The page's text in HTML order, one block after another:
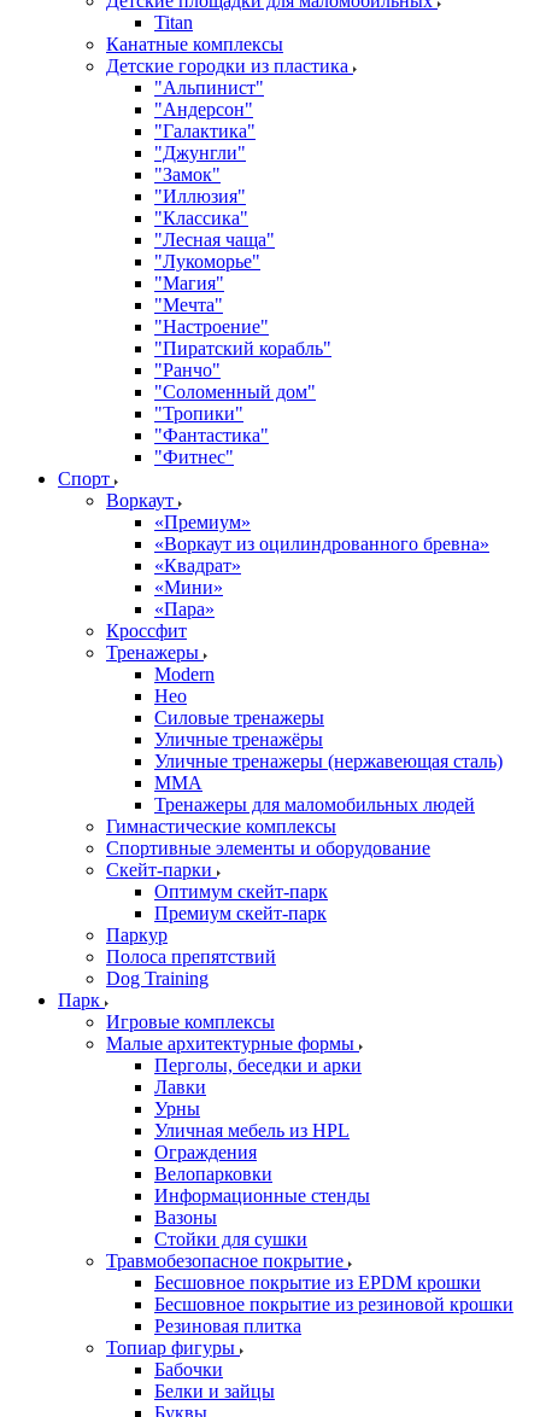
Titan
Канатные комплексы
Детские городки из пластика
"Альпинист"
"Андерсон"
"Галактика"
"Джунгли"
"Замок"
"Иллюзия"
"Классика"
"Лесная чаща"
"Лукоморье"
"Магия"
"Мечта"
"Настроение"
"Пиратский корабль"
"Ранчо"
"Соломенный дом"
"Тропики"
"Фантастика"
"Фитнес"
Спорт
Воркаут
«Премиум»
«Воркаут из оцилиндрованного бревна»
«Квадрат»
«Мини»
«Пара»
Кроссфит
Тренажеры
Modern
Нео
Силовые тренажеры
Уличные тренажёры
Уличные тренажеры (нержавеющая сталь)
ММА
Тренажеры для маломобильных людей
Гимнастические комплексы
Спортивные элементы и оборудование
Скейт-парки
Оптимум скейт-парк
Премиум скейт-парк
Паркур
Полоса препятствий
Dog Training
Парк
Игровые комплексы
Малые архитектурные формы
Перголы, беседки и арки
Лавки
Урны
Уличная мебель из HPL
Ограждения
Велопарковки
Информационные стенды
Вазоны
Стойки для сушки
Травмобезопасное покрытие
Бесшовное покрытие из EPDM крошки
Бесшовное покрытие из резиновой крошки
Резиновая плитка
Топиар фигуры
Бабочки
Белки и зайцы
Буквы